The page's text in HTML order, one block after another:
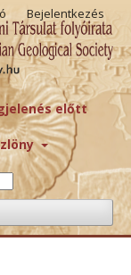
előtt
Bejelentkezés